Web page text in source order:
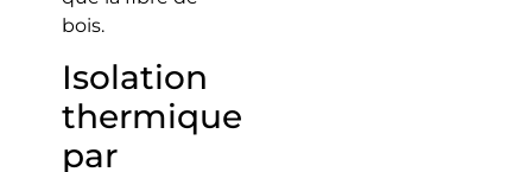
bois.
Isolation
thermique
par